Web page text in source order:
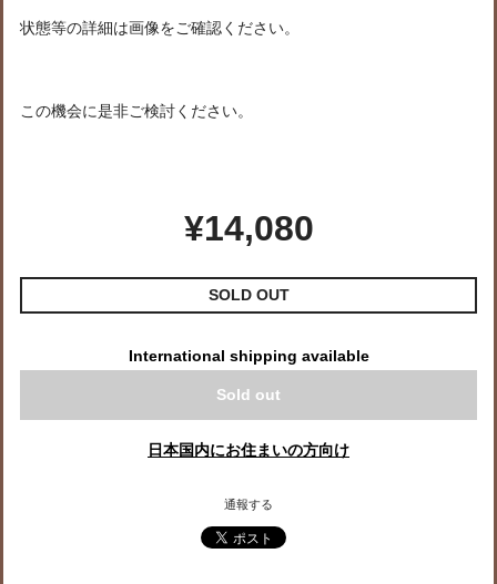
状態等の詳細は画像をご確認ください。
この機会に是非ご検討ください。
¥14,080
SOLD OUT
International shipping available
Sold out
日本国内にお住まいの方向け
通報する